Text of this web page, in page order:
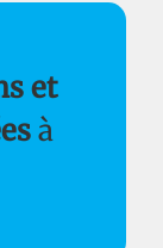
et
à